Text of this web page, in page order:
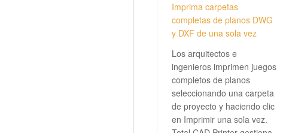
Imprima carpetas
completas de planos DWG
y DXF de una sola vez
Los arquitectos e
ingenieros imprimen juegos
completos de planos
seleccionando una carpeta
de proyecto y haciendo clic
en Imprimir una sola vez.